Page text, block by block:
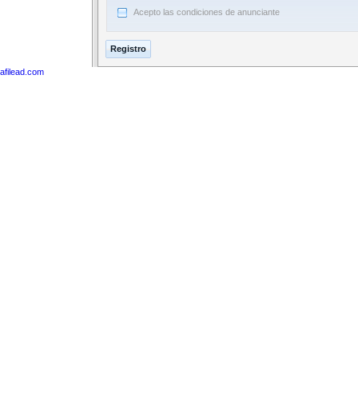
Acepto las condiciones de anunciante
Registro
afilead.com